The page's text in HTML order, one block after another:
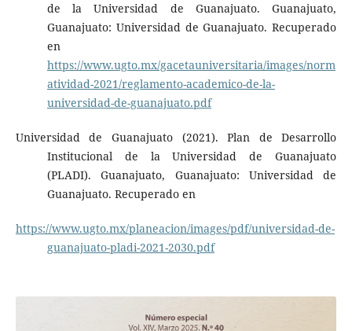
de la Universidad de Guanajuato. Guanajuato,
Guanajuato: Universidad de Guanajuato. Recuperado
en
https://www.ugto.mx/gacetauniversitaria/images/norm
atividad-2021/reglamento-academico-de-la-
universidad-de-guanajuato.pdf
Universidad de Guanajuato (2021). Plan de Desarrollo
Institucional de la Universidad de Guanajuato
(PLADI). Guanajuato, Guanajuato: Universidad de
Guanajuato. Recuperado en
https://www.ugto.mx/planeacion/images/pdf/universidad-de-
guanajuato-pladi-2021-2030.pdf